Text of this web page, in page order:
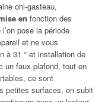
ohl-gasteau,
en fonction des
pose la période
et ne vous
à 31 ° et installation de
un faux plafond, tout en
ce sont
petites surfaces, on subit